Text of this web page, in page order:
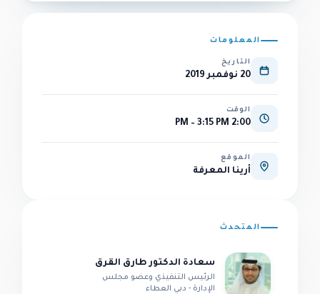
المعلومات
التاريخ
20 نوفمبر 2019
الوقت
2:00 PM – 3:15 PM
الموقع
أرينا المعرفة
المتحدث
سعادة الدكتور طارق القرق
الرئيس التنفيذي وعضو مجلس
الإدارة - دبي العطاء